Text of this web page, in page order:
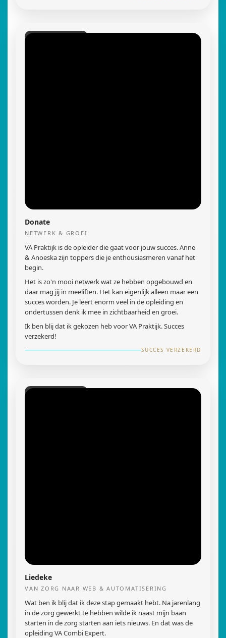
VA COMBI EXPERT
Donate
NETWERK & GROEI
VA Praktijk is de opleider die gaat voor jouw succes. Anne
& Anoeska zijn toppers die je enthousiasmeren vanaf het
begin.
Het is zo'n mooi netwerk wat ze hebben opgebouwd en
daar mag jij in meeliften. Het kan eigenlijk alleen maar een
succes worden. Je leert enorm veel in de opleiding en
ondertussen denk ik mee in zichtbaarheid en groei.
Ik ben blij dat ik gekozen heb voor VA Praktijk. Succes
verzekerd!
SUCCES VERZEKERD
VA COMBI EXPERT
Liedeke
VAN ZORG NAAR WEB & AUTOMATISERING
Wat ben ik blij dat ik deze stap gemaakt hebt. Na jarenlang
in de zorg gewerkt te hebben wilde ik naast mijn baan
starten in de zorg starten aan iets nieuws. En dat was de
opleiding VA Combi Expert.